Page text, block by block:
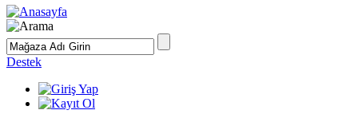
Destek